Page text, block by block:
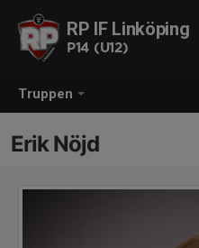
Truppen
RP IF Linköping
P14 (U12)
Erik Nöjd